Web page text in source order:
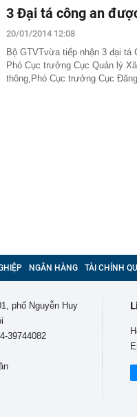
3 Đại tá công an
20/01/2014 12:08
Bộ GTVTvừa tiếp nhận 3 đại
Phó Cục trưởng Cục Quản lý
thông,Phó Cục trưởng Cục
NGÂN HÀNG TÀI CHÍNH
phố Nguyễn Huy
39744082